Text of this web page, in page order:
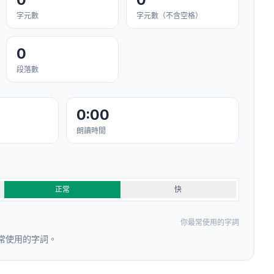
字元數 字元數（不含空格）
0
段落數
0:00
朗讀時間
正常 快
你最常使用的字詞
使用的字詞。